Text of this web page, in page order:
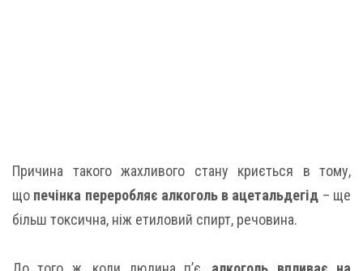
Причина такого жахливого стану криється в тому,
що печінка переробляє алкоголь в ацетальдегід – ще
більш токсична, ніж етиловий спирт, речовина.